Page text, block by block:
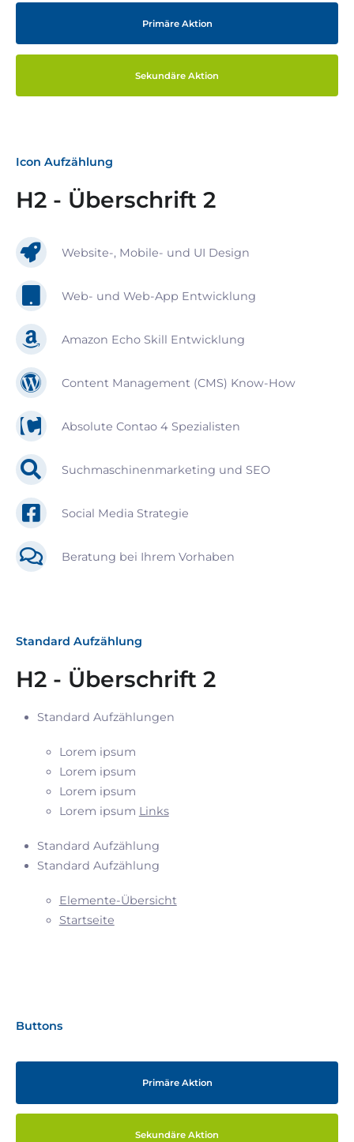
Primäre Aktion
Sekundäre Aktion
Icon Aufzählung
H2 - Überschrift 2
Website-, Mobile- und UI Design
Web- und Web-App Entwicklung
Amazon Echo Skill Entwicklung
Content Management (CMS) Know-How
Absolute Contao 4 Spezialisten
Suchmaschinenmarketing und SEO
Social Media Strategie
Beratung bei Ihrem Vorhaben
Standard Aufzählung
H2 - Überschrift 2
Standard Aufzählungen
Lorem ipsum
Lorem ipsum
Lorem ipsum
Lorem ipsum Links
Standard Aufzählung
Standard Aufzählung
Elemente-Übersicht
Startseite
Buttons
Primäre Aktion
Sekundäre Aktion